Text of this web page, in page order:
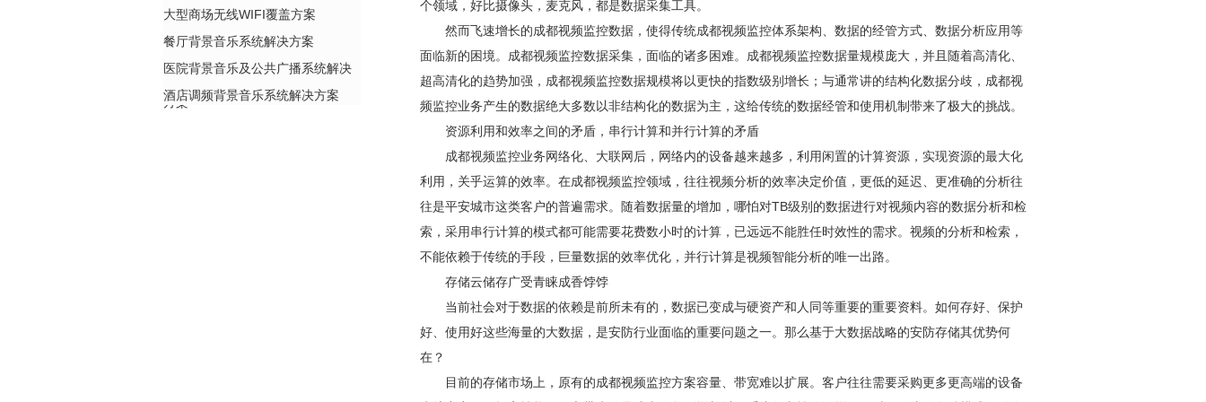
大型商场无线WIFI覆盖方案
餐厅背景音乐系统解决方案
医院背景音乐及公共广播系统解决
方案
酒店调频背景音乐系统解决方案
个领域，好比摄像头，麦克风，都是数据采集工具。
然而飞速增长的成都视频监控数据，使得传统成都视频监控体系架构、数据的经管方式、数据分析应用等
面临新的困境。 成都视频监控数据采集，面临的诸多困难。 成都视频监控数据量规模庞大，并且随着高清化、
超高清化的趋势加强， 成都视频监控数据规模将以更快的指数级别增长；与通常讲的结构化数据分歧， 成都视
频监控业务产生的数据绝大多数以非结构化的数据为主，这给传统的数据经管和使用机制带来了极大的挑战。
资源利用和效率之间的矛盾，串行计算和并行计算的矛盾
成都视频监控业务网络化、大联网后，网络内的设备越来越多，利用闲置的计算资源，实现资源的最大化
利用，关乎运算的效率。在成都视频监控领域，往往视频分析的效率决定价值，更低的延迟、更准确的分析往
往是平安城市这类客户的普遍需求。随着数据量的增加，哪怕对TB级别的数据进行对视频内容的数据分析和检
索，采用串行计算的模式都可能需要花费数小时的计算，已远远不能胜任时效性的需求。视频的分析和检索，
不能依赖于传统的手段，巨量数据的效率优化，并行计算是视频智能分析的唯一出路。
存储云储存广受青睐成香饽饽
当前社会对于数据的依赖是前所未有的，数据已变成与硬资产和人同等重要的重要资料。如何存好、保护
好、使用好这些海量的大数据，是安防行业面临的重要问题之一。那么基于大数据战略的安防存储其优势何
在？
目前的存储市场上，原有的成都视频监控方案容量、带宽难以扩展。客户往往需要采购更多更高端的设备